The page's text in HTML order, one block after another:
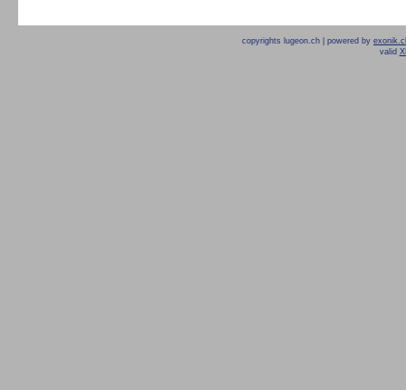
copyrights lugeon.ch | powered by
valid